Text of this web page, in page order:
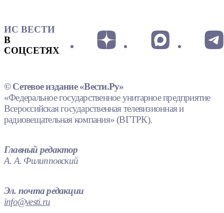
ИС ВЕСТИ
В
СОЦСЕТЯХ
© Сетевое издание «Вести.Ру»
«Федеральное государственное унитарное предприятие
Всероссийская государственная телевизионная и
радиовещательная компания» (ВГТРК).
Главный редактор
А. А. Филипповский
Эл. почта редакции
info@vesti.ru